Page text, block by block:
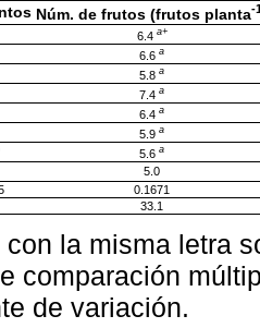
Núm. de frutos (frutos planta-
6.4 a+
6.6 a
5.8 a
7.4 a
6.4 a
5.9 a
5.6 a
5.0
0.1671
33.1
con la misma letra
comparación
de variación.